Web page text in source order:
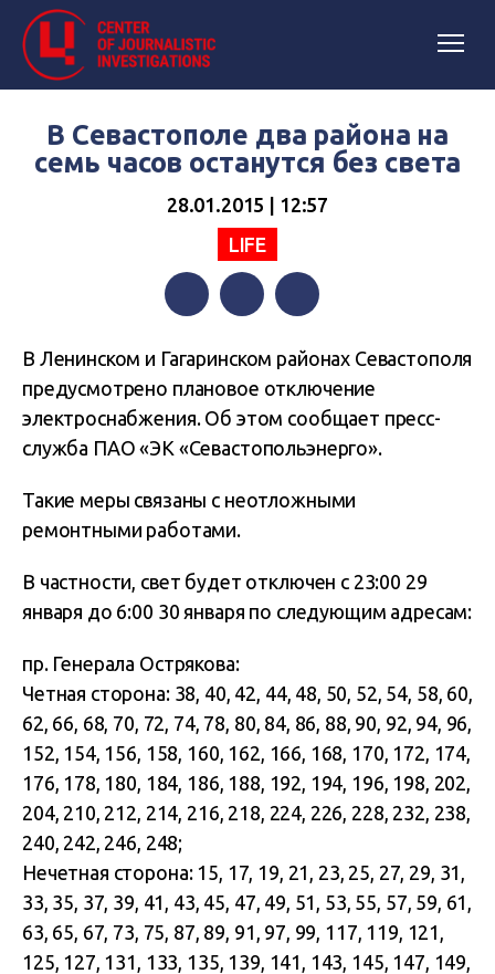
В Севастополе два района на
семь часов останутся без света
28.01.2015 | 12:57
LIFE
В Ленинском и Гагаринском районах Севастополя
предусмотрено плановое отключение
электроснабжения. Об этом сообщает пресс-
служба ПАО «ЭК «Севастопольэнерго».
Такие меры связаны с неотложными
ремонтными работами.
В частности, свет будет отключен с 23:00 29
января до 6:00 30 января по следующим адресам:
пр. Генерала Острякова:
Четная сторона: 38, 40, 42, 44, 48, 50, 52, 54, 58, 60,
62, 66, 68, 70, 72, 74, 78, 80, 84, 86, 88, 90, 92, 94, 96,
152, 154, 156, 158, 160, 162, 166, 168, 170, 172, 174,
176, 178, 180, 184, 186, 188, 192, 194, 196, 198, 202,
204, 210, 212, 214, 216, 218, 224, 226, 228, 232, 238,
240, 242, 246, 248;
Нечетная сторона: 15, 17, 19, 21, 23, 25, 27, 29, 31,
33, 35, 37, 39, 41, 43, 45, 47, 49, 51, 53, 55, 57, 59, 61,
63, 65, 67, 73, 75, 87, 89, 91, 97, 99, 117, 119, 121,
125, 127, 131, 133, 135, 139, 141, 143, 145, 147, 149,